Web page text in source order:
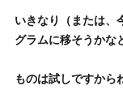
いきなり（または、
グラムに移そうかな
ものは試しですから